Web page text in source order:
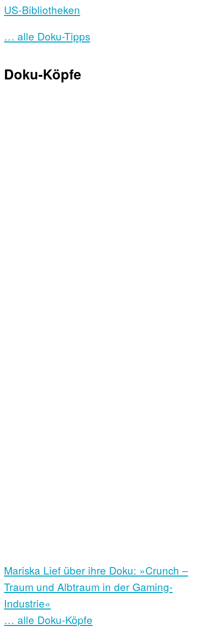
US-Bibliotheken
… alle Doku-Tipps
Doku-Köpfe
Mariska Lief über ihre Doku: »Crunch –
Traum und Albtraum in der Gaming-
Industrie«
… alle Doku-Köpfe